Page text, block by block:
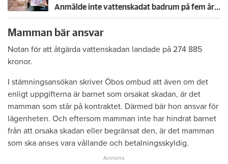
Anmälde inte vattenskadat badrum på fem år – krävs på 125 000 kronor
Mamman bär ansvar
Notan för att åtgärda vattenskadan landade på 274 885
kronor.
I stämningsansökan skriver Öbos ombud att även om det
enligt uppgifterna är barnet som orsakat skadan, är det
mamman som står på kontraktet. Därmed bär hon ansvar för
lägenheten. Och eftersom mamman inte har hindrat barnet
från att orsaka skadan eller begränsat den, är det mamman
som ska anses vara vållande och betalningsskyldig.